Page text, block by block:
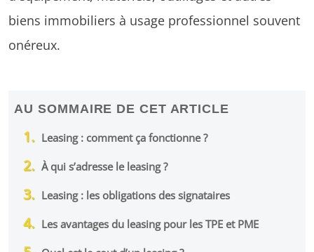
biens immobiliers à usage professionnel souvent
onéreux.
AU SOMMAIRE DE CET ARTICLE
Leasing : comment ça fonctionne ?
À qui s’adresse le leasing ?
Leasing : les obligations des signataires
Les avantages du leasing pour les TPE et PME